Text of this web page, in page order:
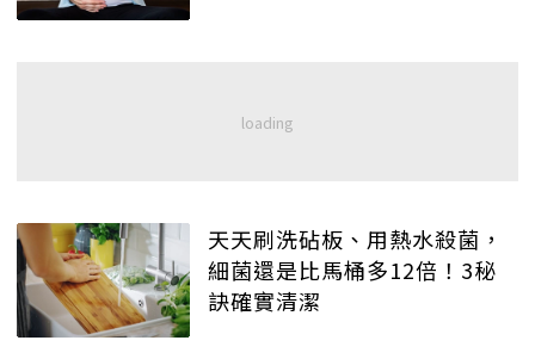
天天刷洗砧板、用熱水殺菌，
細菌還是比馬桶多12倍！3秘
訣確實清潔